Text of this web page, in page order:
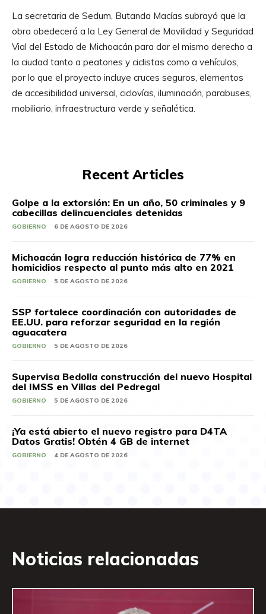
La secretaria de Sedum, Butanda Macías subrayó que la
obra obedecerá a la Ley General de Movilidad y Seguridad
Vial del Estado de Michoacán para dar el mismo derecho a
la ciudad tanto a peatones y ciclistas como a vehículos,
por lo que el proyecto incluye cruces seguros, elementos
de accesibilidad universal, ciclovías, iluminación, parabuses,
mobiliario, infraestructura verde y señalética.
Recent Articles
Golpe a la extorsión: En un año, 50 criminales y 9
cabecillas delincuenciales detenidas
GOBIERNO 6 DE AGOSTO DE 2026
Michoacán logra reducción histórica de 77% en
homicidios respecto al punto más alto en 2021
GOBIERNO 5 DE AGOSTO DE 2026
SSP fortalece coordinación con autoridades de
EE.UU. para reforzar seguridad en la región
aguacatera
GOBIERNO 5 DE AGOSTO DE 2026
Supervisa Bedolla construcción del nuevo Hospital
del IMSS en Villas del Pedregal
GOBIERNO 5 DE AGOSTO DE 2026
¡Ya está abierto el nuevo registro para D4TA
Datos Gratis! Obtén 4 GB de internet
GOBIERNO 4 DE AGOSTO DE 2026
Noticias relacionadas